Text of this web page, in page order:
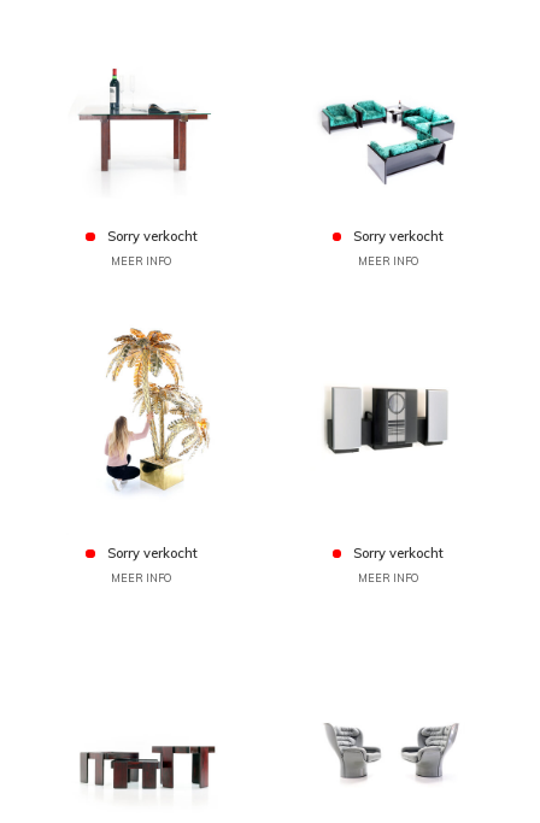
Sorry verkocht
MEER INFO
Sorry verkocht
MEER INFO
Sorry verkocht
MEER INFO
Sorry verkocht
MEER INFO